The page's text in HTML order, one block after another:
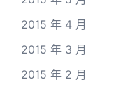
2015 年 4 月
2015 年 3 月
2015 年 2 月